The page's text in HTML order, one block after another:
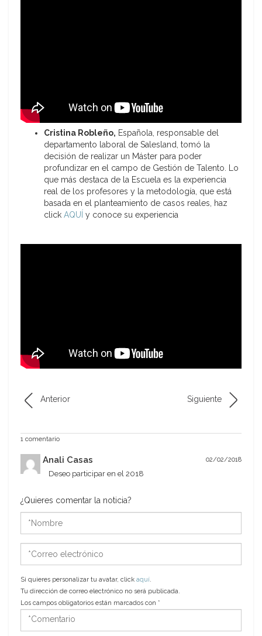
Cristina Robleño, Española, responsable del
departamento laboral de Salesland, tomó la
decisión de realizar un Máster para poder
profundizar en el campo de Gestión de Talento. Lo
que más destaca de la Escuela es la experiencia
real de los profesores y la metodología, que está
basada en el planteamiento de casos reales, haz
click AQUÍ y conoce su experiencia
Anterior Siguiente
1 comentario
Anali Casas 02/02/2018
Deseo participar en el 2018
¿Quieres comentar la noticia?
electrónico
Si quieres personalizar tu avatar, click aquí.
Tu dirección de correo electrónico no será publicada.
Los campos obligatorios están marcados con *
*Comentario